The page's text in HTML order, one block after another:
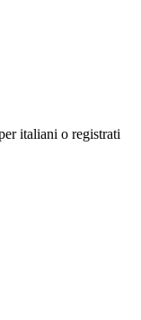
italiani o registrati